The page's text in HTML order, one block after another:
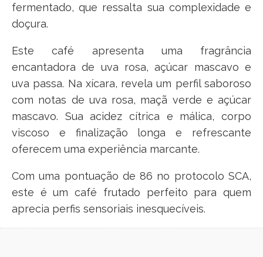
fermentado, que ressalta sua complexidade e
doçura.
Este café apresenta uma fragrância
encantadora de uva rosa, açúcar mascavo e
uva passa. Na xícara, revela um perfil saboroso
com notas de uva rosa, maçã verde e açúcar
mascavo. Sua acidez cítrica e málica, corpo
viscoso e finalização longa e refrescante
oferecem uma experiência marcante.
Com uma pontuação de 86 no protocolo SCA,
este é um café frutado perfeito para quem
aprecia perfis sensoriais inesquecíveis.